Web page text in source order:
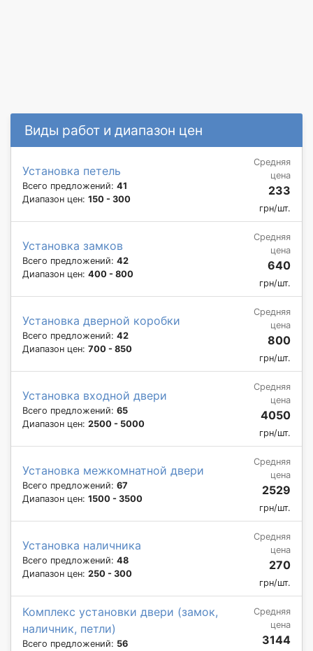
Виды работ и диапазон цен
Установка петель
Всего предложений: 41
Диапазон цен: 150 - 300
Средняя
цена
233
грн/шт.
Установка замков
Всего предложений: 42
Диапазон цен: 400 - 800
Средняя
цена
640
грн/шт.
Установка дверной коробки
Всего предложений: 42
Диапазон цен: 700 - 850
Средняя
цена
800
грн/шт.
Установка входной двери
Всего предложений: 65
Диапазон цен: 2500 - 5000
Средняя
цена
4050
грн/шт.
Установка межкомнатной двери
Всего предложений: 67
Диапазон цен: 1500 - 3500
Средняя
цена
2529
грн/шт.
Установка наличника
Всего предложений: 48
Диапазон цен: 250 - 300
Средняя
цена
270
грн/шт.
Комплекс установки двери (замок,
наличник, петли)
Всего предложений: 56
Средняя
цена
3144